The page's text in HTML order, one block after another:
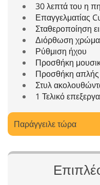
30 λεπτά του η
Επαγγελματίας
Σταθεροποίηση
Διόρθωση
Ρύθμιση ήχου
Προσθήκη
Προσθήκη απλής
Στυλ
1 Τελικό
Παράγγειλε τώρα